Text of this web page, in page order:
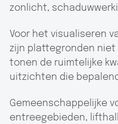
zonlicht,
Voor het visualiseren
zijn plattegronden niet
tonen de ruimtelijke
uitzichten die
Gemeenschappelijke
entreegebieden,